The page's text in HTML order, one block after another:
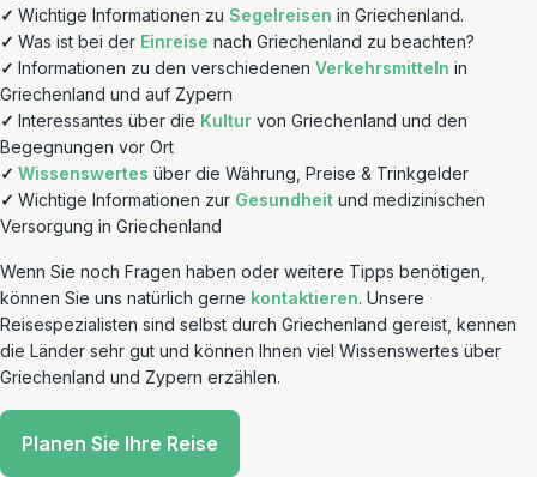
✓ Wichtige Informationen zu Segelreisen in Griechenland.
✓ Was ist bei der Einreise nach Griechenland zu beachten?
✓ Informationen zu den verschiedenen Verkehrsmitteln in
Griechenland und auf Zypern
✓ Interessantes über die Kultur von Griechenland und den
Begegnungen vor Ort
✓ Wissenswertes über die Währung, Preise & Trinkgelder
✓ Wichtige Informationen zur Gesundheit und medizinischen
Versorgung in Griechenland
Wenn Sie noch Fragen haben oder weitere Tipps benötigen,
können Sie uns natürlich gerne kontaktieren. Unsere
Reisespezialisten sind selbst durch Griechenland gereist, kennen
die Länder sehr gut und können Ihnen viel Wissenswertes über
Griechenland und Zypern erzählen.
Planen Sie Ihre Reise